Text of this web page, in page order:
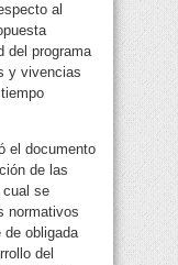
al
del programa
y vivencias
el documento
de las
cual se
normativos
de obligada
del